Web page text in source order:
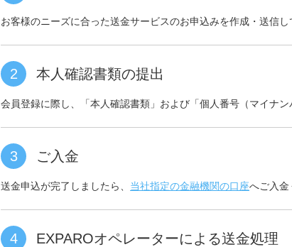
お客様のニーズに合った送金サービスのお申込みを作成・送信し
2 本人確認書類の提出
会員登録に際し、「本人確認書類」および「個人番号（マイナ
3 ご入金
送金申込が完了しましたら、 当社指定の金融機関の口座へご入金
4 EXPAROオペレーターによる送金処理